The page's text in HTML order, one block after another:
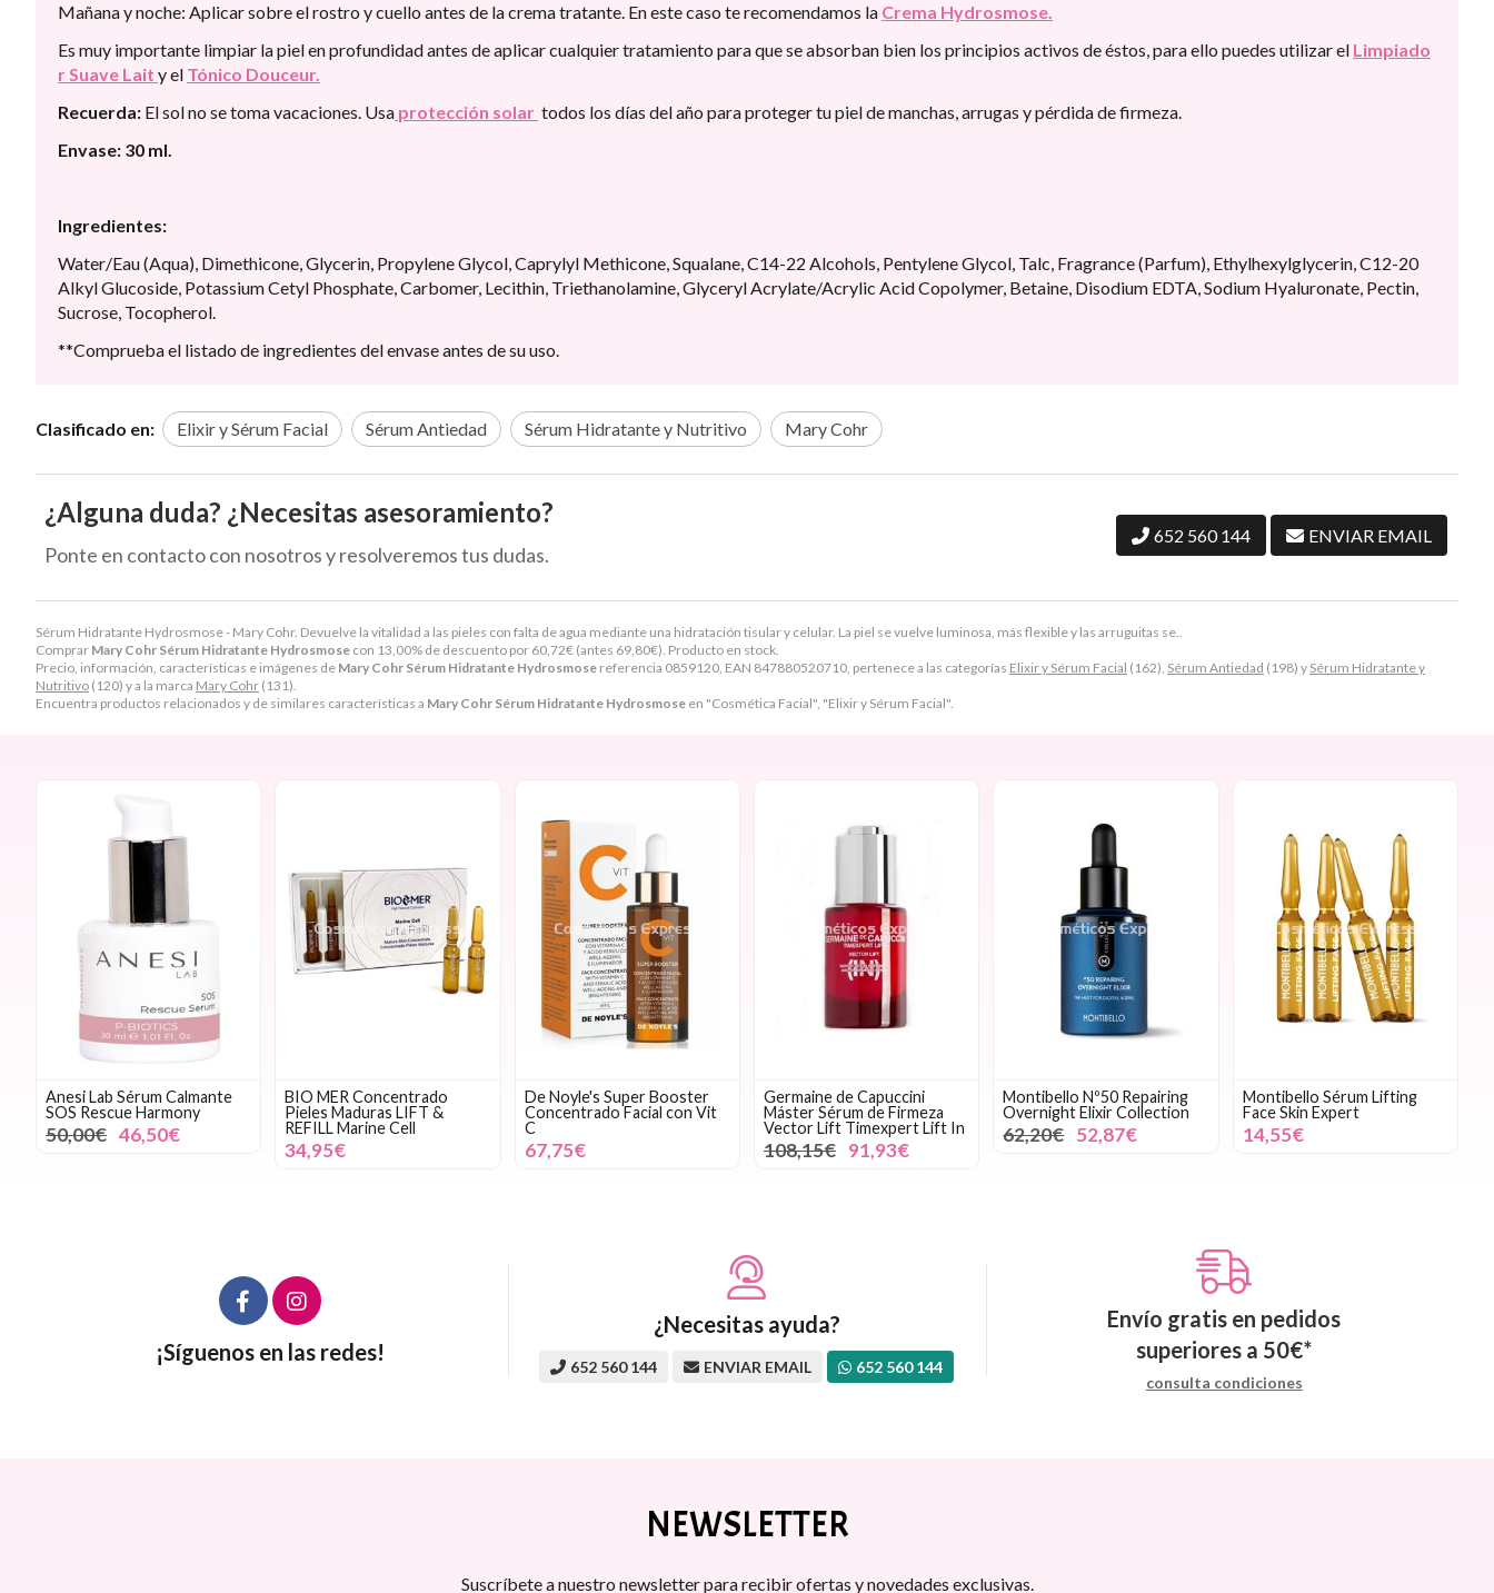
Sérum Hidratante Hydrosmose - Mary Cohr. Devuelve la vitalidad a las pieles con falta de agua mediante una hidratación tisular y celular. La piel se vuelve luminosa, más flexible y las arruguitas se..
Comprar Mary Cohr Sérum Hidratante Hydrosmose con 13,00% de descuento por 60,72€ (antes 69,80€). Producto en stock.
Precio, información, características e imágenes de Mary Cohr Sérum Hidratante Hydrosmose referencia 0859120, EAN 847880520710, pertenece a las categorías Elixir y Sérum Facial (162), Sérum Antiedad (198) y Sérum Hidratante y
Nutritivo (120) y a la marca Mary Cohr (131).
Encuentra productos relacionados y de similares características a Mary Cohr Sérum Hidratante Hydrosmose en "Cosmética Facial", "Elixir y Sérum Facial".
Mañana y noche: Aplicar sobre el rostro y cuello antes de la crema tratante. En este caso te recomendamos la Crema Hydrosmose.
Es muy importante limpiar la piel en profundidad antes de aplicar cualquier tratamiento para que se absorban bien los principios activos de éstos, para ello puedes utilizar el Limpiado
r Suave Lait y el Tónico Douceur.
Recuerda: El sol no se toma vacaciones. Usa protección solar todos los días del año para proteger tu piel de manchas, arrugas y pérdida de firmeza.
Envase: 30 ml.
Ingredientes:
Water/Eau (Aqua), Dimethicone, Glycerin, Propylene Glycol, Caprylyl Methicone, Squalane, C14-22 Alcohols, Pentylene Glycol, Talc, Fragrance (Parfum), Ethylhexylglycerin, C12-20
Alkyl Glucoside, Potassium Cetyl Phosphate, Carbomer, Lecithin, Triethanolamine, Glyceryl Acrylate/Acrylic Acid Copolymer, Betaine, Disodium EDTA, Sodium Hyaluronate, Pectin,
Sucrose, Tocopherol.
**Comprueba el listado de ingredientes del envase antes de su uso.
Clasificado en: Elixir y Sérum Facial Sérum Antiedad Sérum Hidratante y Nutritivo Mary Cohr
¿Alguna duda? ¿Necesitas asesoramiento?
Ponte en contacto con nosotros y resolveremos tus dudas.
652 560 144 ENVIAR EMAIL
Anesi Lab Sérum Calmante
SOS Rescue Harmony
50,00€ 46,50€
BIO MER Concentrado
Pieles Maduras LIFT &
REFILL Marine Cell
34,95€
De Noyle's Super Booster
Concentrado Facial con Vit
C
67,75€
Germaine de Capuccini
Máster Sérum de Firmeza
Vector Lift Timexpert Lift In
108,15€ 91,93€
Montibello Nº50 Repairing
Overnight Elixir Collection
62,20€ 52,87€
Montibello Sérum Lifting
Face Skin Expert
14,55€
¡Síguenos en las redes!
¿Necesitas ayuda?
652 560 144 ENVIAR EMAIL 652 560 144
Envío gratis en pedidos
superiores a 50€*
consulta condiciones
NEWSLETTER
Suscríbete a nuestro newsletter para recibir ofertas y novedades exclusivas.